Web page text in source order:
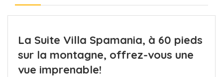
La Suite Villa Spamania, à 60 pieds
sur la montagne, offrez-vous une
vue imprenable!